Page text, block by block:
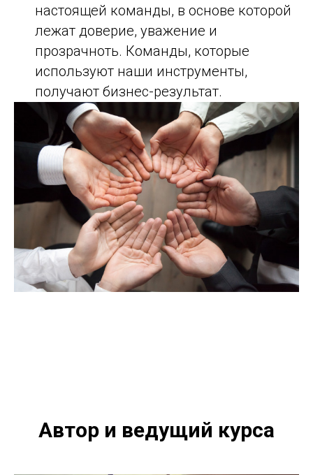
настоящей команды, в основе которой
лежат доверие, уважение и
прозрачноть. Команды, которые
используют наши инструменты,
получают бизнес-результат.
Автор и ведущий курса